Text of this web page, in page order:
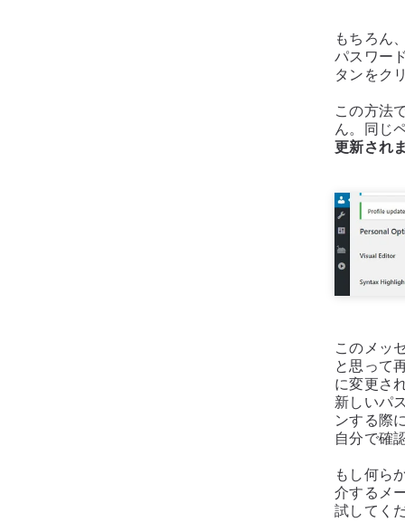
もちろん
パスワー
タンをク
この方法
ん。同じ
更新され
このメッ
と思って
に変更さ
新しいパ
ンする際
自分で確
もし何ら
介するメ
試してく